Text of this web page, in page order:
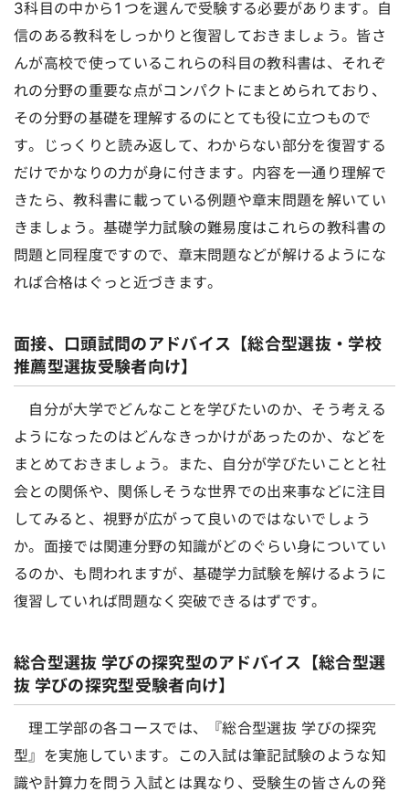
3科目の中から1つを選んで受験する必要があります。自
信のある教科をしっかりと復習しておきましょう。皆さ
んが高校で使っているこれらの科目の教科書は、それぞ
れの分野の重要な点がコンパクトにまとめられており、
その分野の基礎を理解するのにとても役に立つもので
す。じっくりと読み返して、わからない部分を復習する
だけでかなりの力が身に付きます。内容を一通り理解で
きたら、教科書に載っている例題や章末問題を解いてい
きましょう。基礎学力試験の難易度はこれらの教科書の
問題と同程度ですので、章末問題などが解けるようにな
れば合格はぐっと近づきます。
面接、口頭試問のアドバイス【総合型選抜・学校
推薦型選抜受験者向け】
自分が大学でどんなことを学びたいのか、そう考える
ようになったのはどんなきっかけがあったのか、などを
まとめておきましょう。また、自分が学びたいことと社
会との関係や、関係しそうな世界での出来事などに注目
してみると、視野が広がって良いのではないでしょう
か。面接では関連分野の知識がどのぐらい身についてい
るのか、も問われますが、基礎学力試験を解けるように
復習していれば問題なく突破できるはずです。
総合型選抜 学びの探究型のアドバイス【総合型選
抜 学びの探究型受験者向け】
理工学部の各コースでは、『総合型選抜 学びの探究
型』を実施しています。この入試は筆記試験のような知
識や計算力を問う入試とは異なり、受験生の皆さんの発